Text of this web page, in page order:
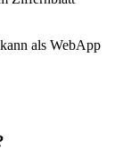
als WebApp